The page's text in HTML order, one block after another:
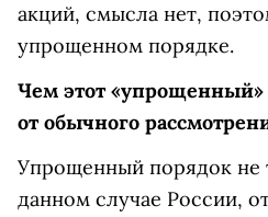
акций, смысла нет,
упрощенном порядке.
Чем этот «упрощенный»
от обычного
Упрощенный порядок не
данном случае России,